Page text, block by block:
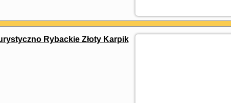
Rybackie Złoty Karpik